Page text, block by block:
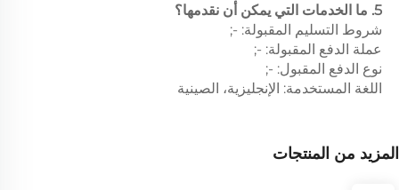
5. ما الخدمات التي يمكن أن نقدمها؟
شروط التسليم المقبولة: -;
عملة الدفع المقبولة: -;
نوع الدفع المقبول: -;
اللغة المستخدمة: الإنجليزية، الصينية
المزيد من المنتجات